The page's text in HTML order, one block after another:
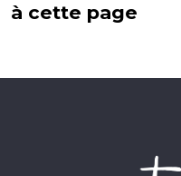
à cette page